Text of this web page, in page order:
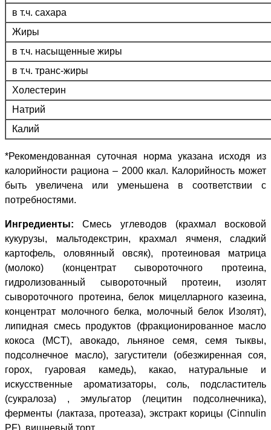
в т.ч. сахара
Жиры
в т.ч. насыщенные жиры
в т.ч. транс-жиры
Холестерин
Натрий
Калий
*Рекомендованная суточная норма указана исходя из
калорийности рациона – 2000 ккал. Калорийность может
быть увеличена или уменьшена в соответствии с
потребностями.
Ингредиенты:Смесь
углеводов (крахмал восковой
кукурузы, мальтодекстрин, крахмал ячменя, сладкий
картофель, оловянный овсяк), протеиновая матрица
(молоко) (концентрат сывороточного протеина,
гидролизованный сывороточный протеин, изолят
сывороточного протеина, белок мицелларного казеина,
концентрат молочного белка, молочный белок Изолят),
липидная смесь продуктов (фракционированное масло
кокоса (MCT), авокадо, льняное семя, семя тыквы,
подсолнечное масло), загустители (обезжиренная соя,
горох, гуаровая камедь), какао, натуральные и
искусственные ароматизаторы, соль, подсластитель
(сукралоза) , эмульгатор (лецитин подсолнечника),
ферменты (лактаза, протеаза), экстракт корицы (Cinnulin
PF), вишневый торт.